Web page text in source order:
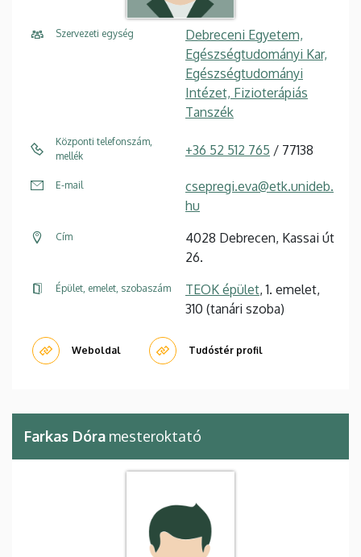
Szervezeti egység
Debreceni Egyetem,
Egészségtudományi Kar,
Egészségtudományi
Intézet, Fizioterápiás
Tanszék
Központi telefonszám,
mellék
+36 52 512 765 / 77138
E-mail
csepregi.eva@etk.unideb.
hu
Cím
4028 Debrecen, Kassai út
26.
Épület, emelet, szobaszám TEOK épület, 1. emelet,
310 (tanári szoba)
Weboldal Tudóstér profil
Farkas Dóra mesteroktató